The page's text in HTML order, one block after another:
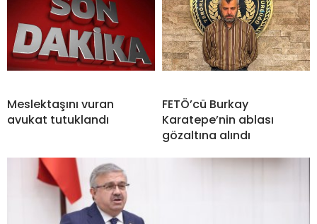
Meslektaşını vuran
avukat tutuklandı
FETÖ’cü Burkay
Karatepe’nin ablası
gözaltına alındı